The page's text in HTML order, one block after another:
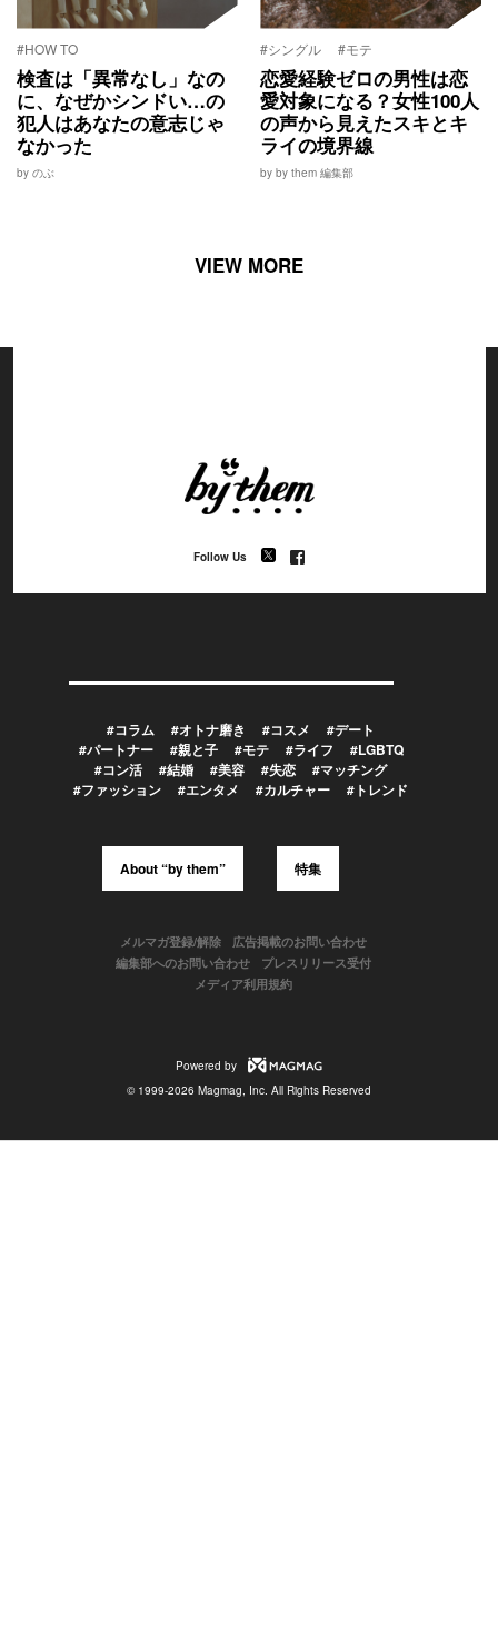
#HOW TO
検査は「異常なし」なの
に、なぜかシンドい…の
犯人はあなたの意志じゃ
なかった
by のぶ
#シングル #モテ
恋愛経験ゼロの男性は恋
愛対象になる？女性100人
の声から見えたスキとキ
ライの境界線
by by them 編集部
VIEW MORE
Follow Us
#コラム #オトナ磨き #コスメ
#デート
#パートナー
#親と子 #モテ #ライフ
#LGBTQ
#コン活
#結婚 #美容 #失恋
#マッチング
#ファッション
#エンタメ #カルチャー #トレンド
About “by them” 特集
メルマガ登録/解除
広告掲載のお問い合わせ
編集部へのお問い合わせ
プレスリリース受付
メディア利用規約
Powered by
© 1999-2026 Magmag, Inc. All Rights Reserved